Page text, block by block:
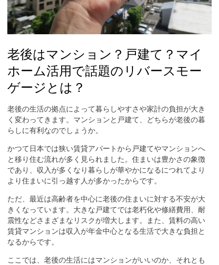
老後はマンション？戸建て？マイ
ホーム活用で話題のリバースモー
ゲージとは？
老後の生活の拠点によって暮らしやすさや家計の負担が大き
く変わってきます。マンションと戸建て、どちらが老後の暮
らしに有利なのでしょうか。
かつて日本では狭い賃貸アパートから戸建てやマンションへ
と移り住む流れが多く見られました。住まいは豊かさの象徴
であり、収入が多くなり暮らしが華やかになるにつれてより
より住まいに引っ越す人が多かったからです。
ただ、最近は高齢者を中心に老後の住まいに対する不安が大
きくなっています。大きな戸建てでは老朽化や修繕費用、耐
震性などさまざまなリスクが増大します。また、賃料の高い
賃貸マンションは収入が年金中心となる生活で大きな負担と
なるからです。
ここでは、老後の生活にはマンションがいいのか、それとも